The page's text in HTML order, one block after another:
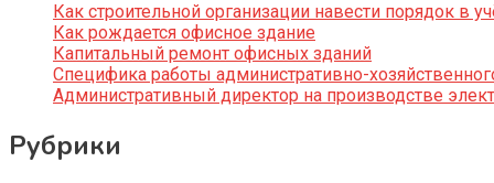
Как строительной организации навести порядок в
Как рождается офисное здание
Капитальный ремонт офисных зданий
Специфика работы административно-
Административный директор на производстве
Рубрики